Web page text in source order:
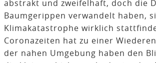
abstrakt und zweifelhaft, doch die
Baumgerippen verwandelt haben,
Klimakatastrophe wirklich
Coronazeiten hat zu einer
der nahen Umgebung haben den